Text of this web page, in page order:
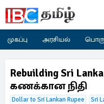
முகப்பு அரசியல்
Rebuilding Sri
கணக்கான நிதி
Dollar to Sri Lankan Rupee Sri